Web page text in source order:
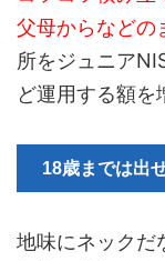
父母からなどの
所をジュニア
ど運用する額を
18歳までは出
地味にネックだ